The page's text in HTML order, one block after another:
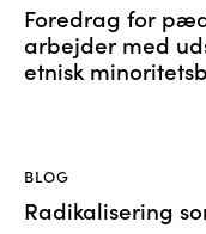
Foredrag for
arbejder med
etnisk
BLOG
Radikalisering